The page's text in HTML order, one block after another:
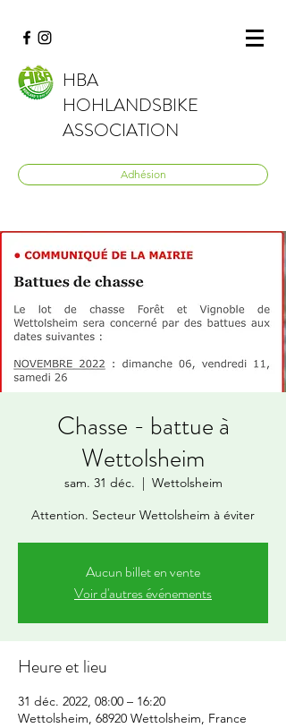
HBA
HOHLANDSBIKE
ASSOCIATION
Adhésion
Chasse - battue à
Wettolsheim
sam. 31 déc.
  |
Wettolsheim
Attention. Secteur Wettolsheim à éviter
Aucun billet en vente
Voir d'autres événements
Heure et lieu
31 déc. 2022, 08:00 – 16:20
Wettolsheim, 68920 Wettolsheim, France